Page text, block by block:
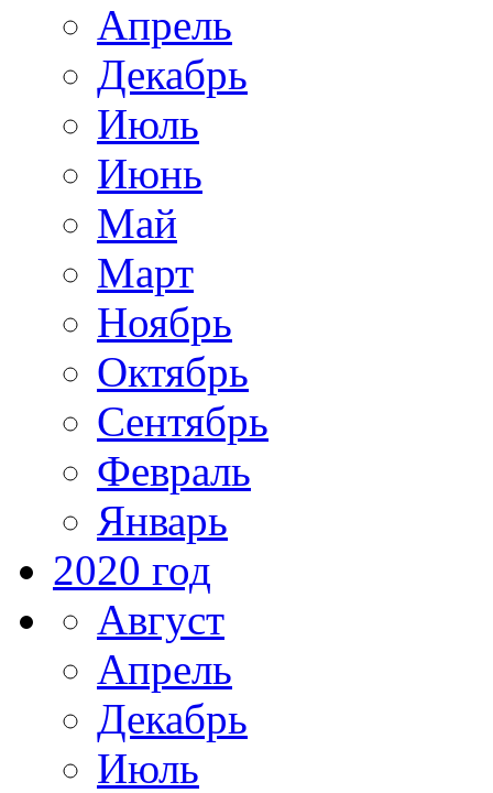
Апрель
Декабрь
Июль
Июнь
Май
Март
Ноябрь
Октябрь
Сентябрь
Февраль
Январь
2020 год
Август
Апрель
Декабрь
Июль